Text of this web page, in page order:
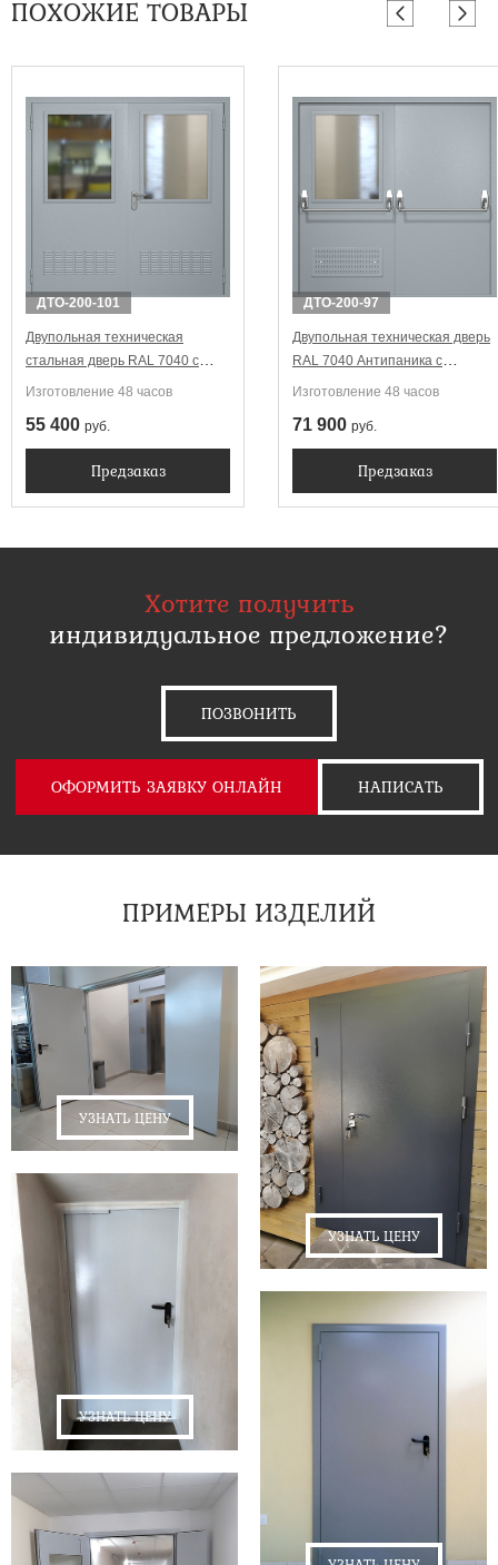
ПОХОЖИЕ ТОВАРЫ
ДТО-200-101
Двупольная техническая
стальная дверь RAL 7040 с
широкими стеклопакетами
Изготовление 48 часов
55 400 руб.
Предзаказ
ДТО-200-97
Двупольная техническая дверь
RAL 7040 Антипаника с
широким стеклопакетом
Изготовление 48 часов
71 900 руб.
Предзаказ
Хотите получить
индивидуальное предложение?
ПОЗВОНИТЬ
ОФОРМИТЬ ЗАЯВКУ ОНЛАЙН НАПИСАТЬ
ПРИМЕРЫ ИЗДЕЛИЙ
УЗНАТЬ ЦЕНУ
УЗНАТЬ ЦЕНУ
УЗНАТЬ ЦЕНУ